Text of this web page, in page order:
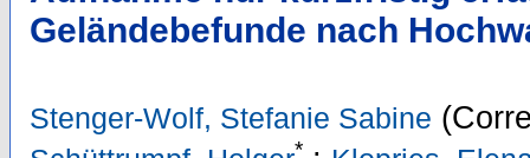
Geländebefunde nach
Stenger-Wolf, Stefanie Sabine
*